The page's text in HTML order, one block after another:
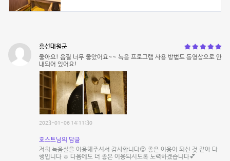
흥선대원군
좋아요! 음질 너무 좋았어요~~ 녹음 프로그램 사용 방법도 동영상으로 안
내되어 있어요!
2023-01-06 14:11:30
호스트님의 답글
저희 녹음실을 이용해주셔서 감사합니다😍 좋은 이용이 되신 것 같아 다
행입니다 ㅎ 다음에도 더 좋은 이용되시도록 노력하겠습니다💕